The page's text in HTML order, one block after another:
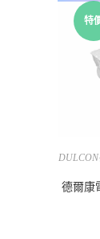
特
德爾康